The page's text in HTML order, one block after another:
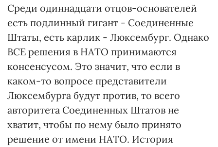
Cреди одиннадцати отцов-основателей
есть подлинный гигант - Соединенные
Штаты, есть карлик - Люксембург. Однако
ВСЕ решения в НАТО принимаются
консенсусом. Это значит, что если в
каком-то вопросе представители
Люксембурга будут против, то всего
авторитета Соединенных Штатов не
хватит, чтобы по нему было принято
решение от имени НАТО. История